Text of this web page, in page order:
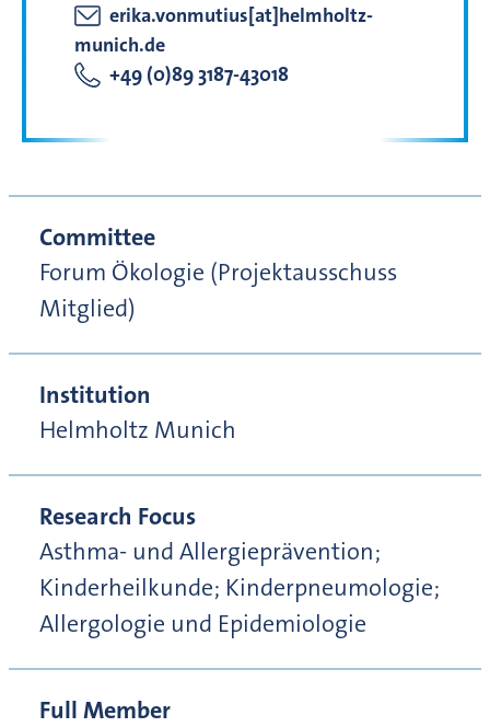
erika.vonmutius[at]helmholtz-
munich.de
+49 (0)89 3187-43018
Committee
Forum Ökologie (Projektausschuss
Mitglied)
Institution
Helmholtz Munich
Research Focus
Asthma- und Allergieprävention;
Kinderheilkunde; Kinderpneumologie;
Allergologie und Epidemiologie
Full Member